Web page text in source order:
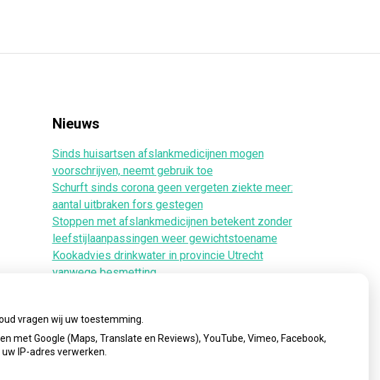
Nieuws
Sinds huisartsen afslankmedicijnen mogen
voorschrijven, neemt gebruik toe
Schurft sinds corona geen vergeten ziekte meer:
aantal uitbraken fors gestegen
Stoppen met afslankmedicijnen betekent zonder
leefstijlaanpassingen weer gewichtstoename
Kookadvies drinkwater in provincie Utrecht
vanwege besmetting
vragen wij uw toestemming.
Google (Maps, Translate en Reviews), YouTube, Vimeo, Facebook,
IP-adres verwerken.